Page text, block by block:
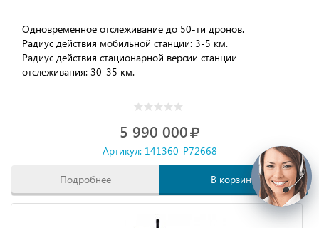
Одновременное отслеживание до 50-ти дронов.
Радиус действия мобильной станции: 3-5 км.
Радиус действия стационарной версии станции
отслеживания: 30-35 км.
5 990 000
Артикул: 141360-P72668
Подробнее В корзину